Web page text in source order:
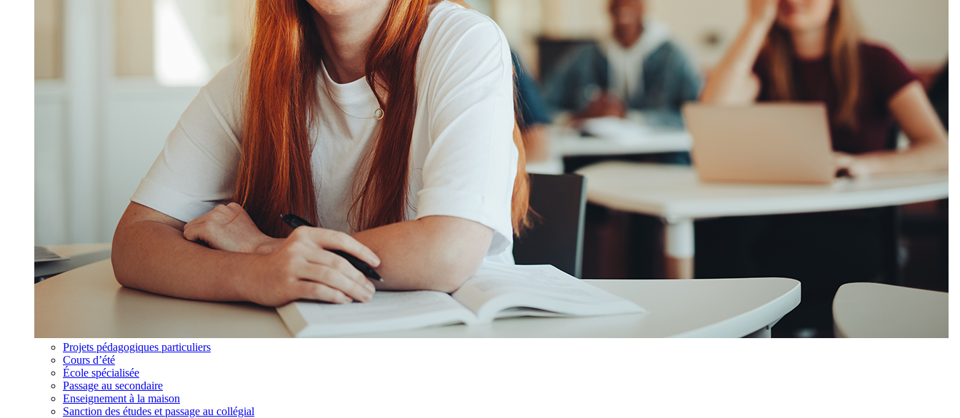
Projets pédagogiques particuliers
Cours d’été
École spécialisée
Passage au secondaire
Enseignement à la maison
Sanction des études et passage au collégial